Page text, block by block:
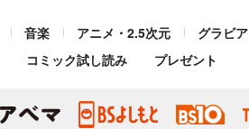
音楽 アニメ・2.5次元 グラビア
コミック試し読み プレゼント